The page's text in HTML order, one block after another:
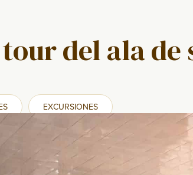
del ala
EXCURSIONES